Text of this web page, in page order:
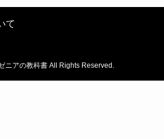
て
ニアの教科書 All Rights Reserved.